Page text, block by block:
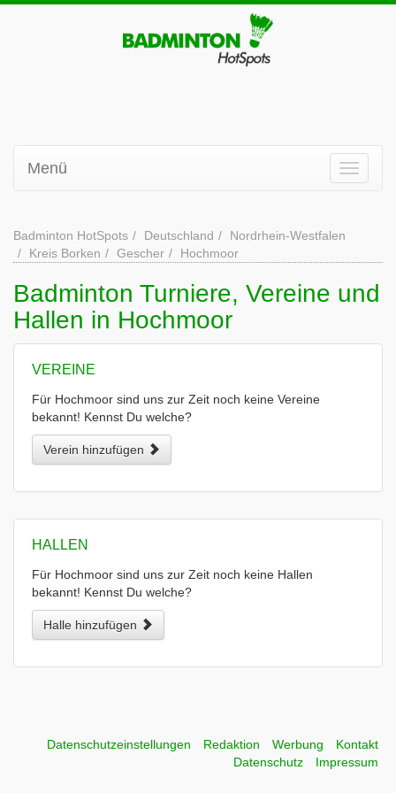
Menü
Badminton HotSpots Deutschland
Nordrhein-Westfalen
Kreis Borken
Gescher Hochmoor
Badminton Turniere, Vereine und
Hallen in Hochmoor
VEREINE
Für Hochmoor sind uns zur Zeit noch keine Vereine
bekannt! Kennst Du welche?
Verein hinzufügen
HALLEN
Für Hochmoor sind uns zur Zeit noch keine Hallen
bekannt! Kennst Du welche?
Halle hinzufügen
Datenschutzeinstellungen Redaktion Werbung
Kontakt
Datenschutz
Impressum